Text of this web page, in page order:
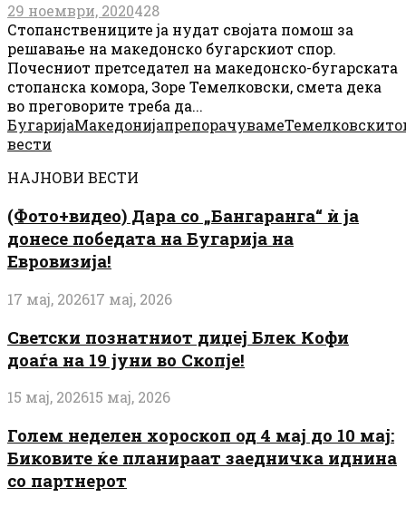
29 ноември, 2020428
Стопанствениците ја нудат својата помош за
решавање на македонско бугарскиот спор.
Почесниот претседател на македонско-бугарската
стопанска комора, Зоре Темелковски, смета дека
во преговорите треба да...
БугаријаМакедонијапрепорачувамеТемелковски
вести
НАЈНОВИ ВЕСТИ
(Фото+видео) Дара со „Бангаранга“ ѝ ја
донесе победата на Бугарија на
Евровизија!
17 мај, 202617 мај, 2026
Светски познатниот диџеј Блек Кофи
доаѓа на 19 јуни во Скопје!
15 мај, 202615 мај, 2026
Голем неделен хороскоп од 4 мај до 10 мај:
Биковите ќе планираат заедничка иднина
со партнерот